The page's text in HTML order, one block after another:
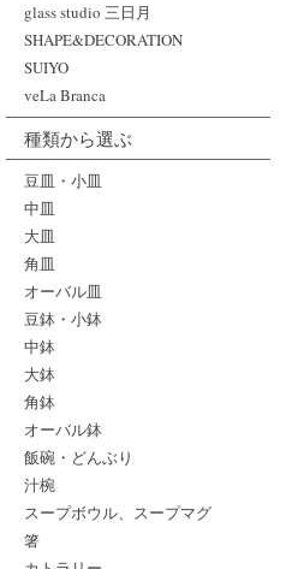
glass studio 三日月
SHAPE&DECORATION
SUIYO
veLa Branca
種類から選ぶ
豆皿・小皿
中皿
大皿
角皿
オーバル皿
豆鉢・小鉢
中鉢
大鉢
角鉢
オーバル鉢
飯碗・どんぶり
汁椀
スープボウル、スープマグ
箸